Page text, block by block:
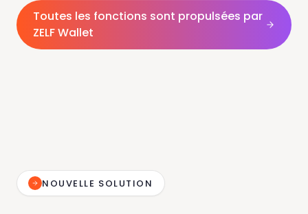
Toutes les fonctions sont propulsées par
ZELF Wallet
NOUVELLE SOLUTION